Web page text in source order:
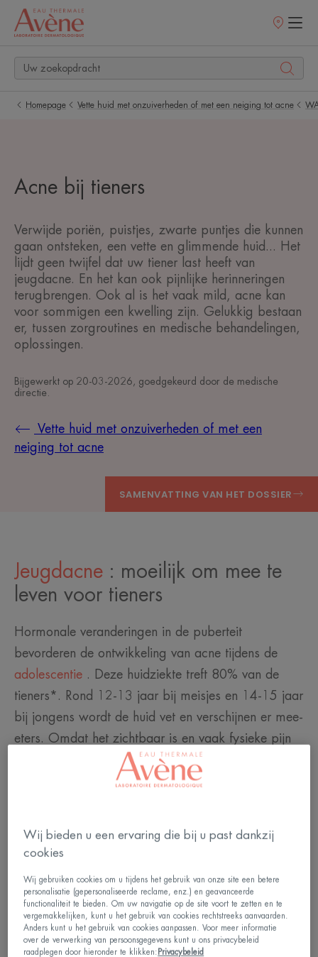
Homepage Vette huid met onzuiverheden of met een neiging tot acne
Acne bij tieners
Verwijde poriën, puistjes, zwarte puntjes die kunnen
gaan ontsteken, een vette en glimmende huid... Het
lijdt geen twijfel dat uw tiener last heeft van
jeugdacne. En het kan ook pijnlijke herinneringen
terugbrengen. Ook al is het vaak mild, acne kan
voor sommigen een kwelling zijn. Gelukkig bestaan
er, tussen zorgroutines en medische behandelingen,
oplossingen.
Bijgewerkt op 20-03-2026 , goedgekeurd door de medische
directie
Vette huid met onzuiverheden of met een
neiging tot acne
SAMENVATTING VAN HET DOSSIER
Jeugdacne : moeilijk om mee te
leven voor tieners
Hormonale veranderingen in de puberteit
bevorderen de ontwikkeling van acne tijdens de
adolescentie . Deze huidziekte treft 80% van de
tieners*. Rond 12-13 jaar bij meisjes en 14-15 jaar
bij jongens wordt de huid vet en verschijnen er mee-
eters. Omdat het zichtbaar is en vaak fysieke pijn
acne een aanzienlijke impact
hebben op het leven vantienersen sommigen lijden
niet worden verwaarloosd: er gewoon met een arts
stap zijn.
Link naar focus Acne bij tieners - Psychologische
impact
Wij bieden u een ervaring die bij u past dankzij
cookies
Wij gebruiken cookies om u tijdens het gebruik van onze site een betere
personalisatie (gepersonaliseerde reclame, enz.) en geavanceerde
functionaliteit te bieden. Om uw navigatie op de site voort te zetten en te
vergemakkelijken, kunt u het gebruik van cookies rechtstreeks aanvaarden.
Anders kunt u het gebruik van cookies aanpassen. Voor meer informatie
over de verwerking van persoonsgegevens kunt u ons privacybeleid
raadplegen door hieronder te klikken: Privacybeleid